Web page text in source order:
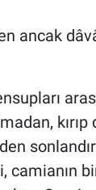
ancak
camianın